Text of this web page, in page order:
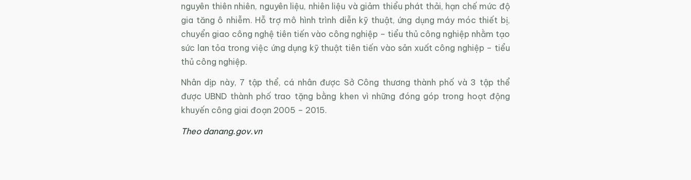
nguyên thiên nhiên, nguyên liệu, nhiên liệu và giảm thiểu phát thải, hạn chế mức độ
gia tăng ô nhiễm. Hỗ trợ mô hình trình diễn kỹ thuật, ứng dụng máy móc thiết bị,
chuyển giao công nghệ tiên tiến vào công nghiệp – tiểu thủ công nghiệp nhằm tạo
sức lan tỏa trong việc ứng dụng kỹ thuật tiên tiến vào sản xuất công nghiệp – tiểu
thủ công nghiệp.
Nhân dịp này, 7 tập thể, cá nhân được Sở Công thương thành phố và 3 tập thể
được UBND thành phố trao tặng bằng khen vì những đóng góp trong hoạt động
khuyến công giai đoạn 2005 – 2015.
Theo danang.gov.vn